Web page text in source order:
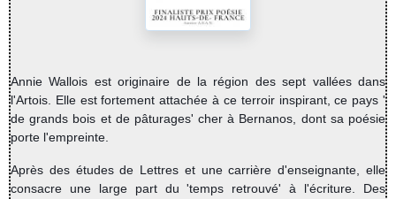
Annie Wallois est originaire de la région des sept vallées dans
l'Artois. Elle est fortement attachée à ce terroir inspirant, ce pays '
de grands bois et de pâturages' cher à Bernanos, dont sa poésie
porte l'empreinte.
Après des études de Lettres et une carrière d'enseignante, elle
consacre une large part du 'temps retrouvé' à l'écriture. Des